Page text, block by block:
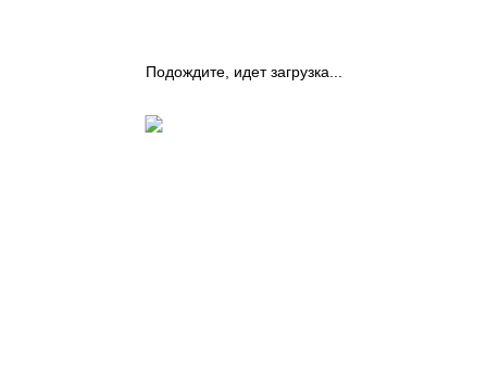
Подождите, идет загрузка...